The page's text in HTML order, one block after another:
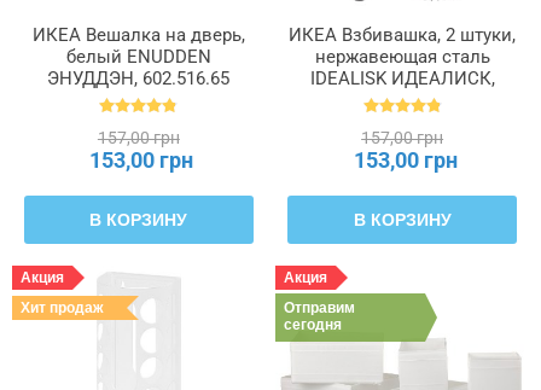
ИКЕА Вешалка на дверь,
белый ENUDDEN
ЭНУДДЭН, 602.516.65
157,00 грн
153,00 грн
В КОРЗИНУ
ИКЕА Взбивашка, 2 штуки,
нержавеющая сталь
IDEALISK ИДЕАЛИСК,
500.931.72
157,00 грн
153,00 грн
В КОРЗИНУ
Акция
Хит продаж
Акция
Отправим
сегодня